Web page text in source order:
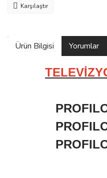
Karşılaştır
Ürün Bilgisi Yorumlar